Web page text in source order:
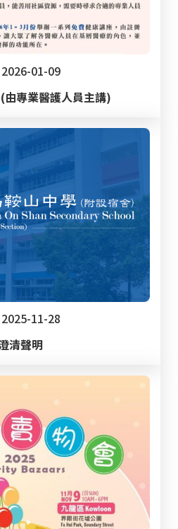
2026-01-09
由專業醫護人員主講)
2025-11-28
清聲明